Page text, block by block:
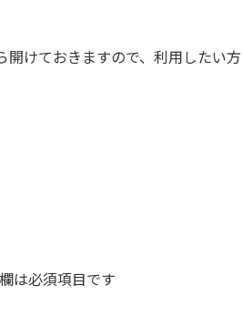
開けておきますので、利用したい方
は必須項目です